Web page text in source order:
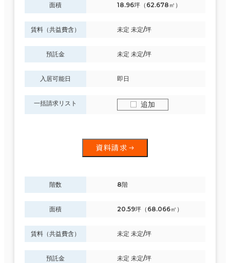
面積 18.96坪（62.678㎡）
賃料（共益費含） 未定 未定/坪
預託金 未定 未定/坪
入居可能日 即日
一括請求リスト 追加
資料請求
階数 8階
面積 20.59坪（68.066㎡）
賃料（共益費含） 未定 未定/坪
預託金 未定 未定/坪